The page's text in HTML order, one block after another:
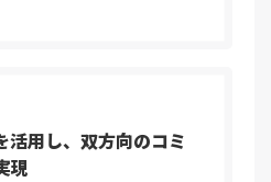
活用し、双方向のコミ
現